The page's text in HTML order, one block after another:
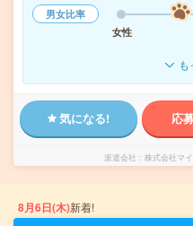
男女比率
女性
気になる! 応
派遣会社 株式会社マ
8月6日(木)新着!